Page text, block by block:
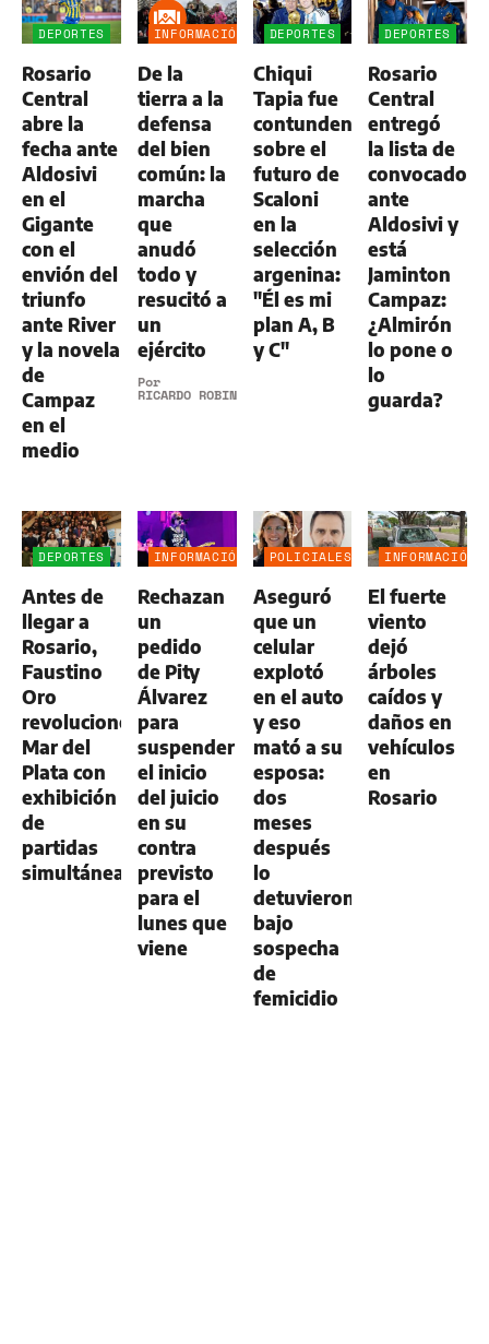
DEPORTES
Rosario
Central
abre la
fecha ante
Aldosivi
en el
Gigante
con el
envión del
triunfo
ante River
y la novela
de
Campaz
en el
medio
INFORMACIÓN
De la
tierra a la
defensa
del bien
común: la
marcha
que
anudó
todo y
resucitó a
un
ejército
Por
RICARDO ROBINS
DEPORTES
Chiqui
Tapia fue
contundente
sobre el
futuro de
Scaloni
en la
selección
argenina:
"Él es mi
plan A, B
y C"
DEPORTES
Rosario
Central
entregó
la lista de
convocados
ante
Aldosivi y
está
Jaminton
Campaz:
¿Almirón
lo pone o
lo
guarda?
DEPORTES
Antes de
llegar a
Rosario,
Faustino
Oro
revolucionó
Mar del
Plata con
exhibición
de
partidas
simultáneas
INFORMACIÓN
Rechazan
un
pedido
de Pity
Álvarez
para
suspender
el inicio
del juicio
en su
contra
previsto
para el
lunes que
viene
POLICIALES
Aseguró
que un
celular
explotó
en el auto
y eso
mató a su
esposa:
dos
meses
después
lo
detuvieron
bajo
sospecha
de
femicidio
INFORMACIÓN
El fuerte
viento
dejó
árboles
caídos y
daños en
vehículos
en
Rosario